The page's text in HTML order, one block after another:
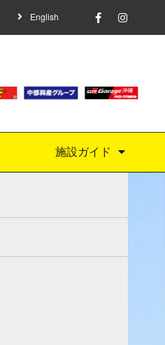
English
施設ガイド